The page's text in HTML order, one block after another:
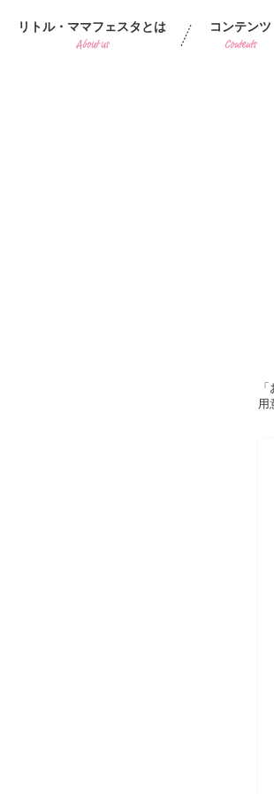
リトル・ママフェスタとは
About us
コンテンツ
Contents
用